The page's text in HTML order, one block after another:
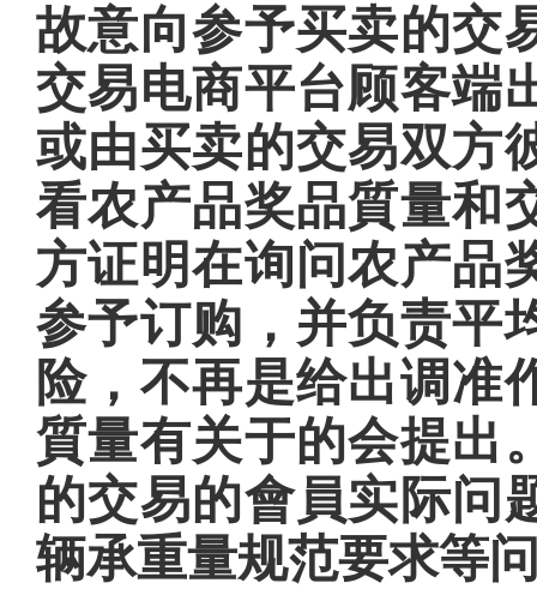
故意向参予买卖的交
交易电商平台顾客端
或由买卖的交易双方
看农产品奖品質量和
方证明在询问农产品
参予订购，并负责平
险，不再是给出调准
質量有关于的会提出
的交易的會員实际问
辆承重量规范要求等